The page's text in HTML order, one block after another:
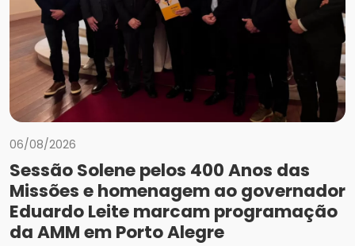
06/08/2026
Sessão Solene pelos 400 Anos das
Missões e homenagem ao governador
Eduardo Leite marcam programação
da AMM em Porto Alegre